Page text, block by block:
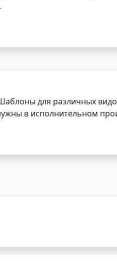
для различных
в исполнительном